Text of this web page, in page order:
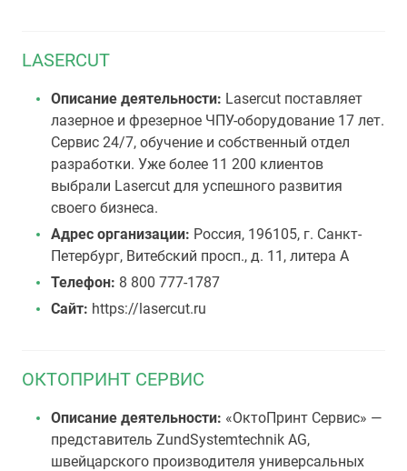
LASERCUT
Описание деятельности: Lasercut поставляет
лазерное и фрезерное ЧПУ-оборудование 17 лет.
Сервис 24/7, обучение и собственный отдел
разработки. Уже более 11 200 клиентов
выбрали Lasercut для успешного развития
своего бизнеса.
Адрес организации: Россия, 196105, г. Санкт-
Петербург, Витебский просп., д. 11, литера А
Телефон: 8 800 777-1787
Сайт: https://lasercut.ru
ОКТОПРИНТ СЕРВИС
Описание деятельности: «ОктоПринт Сервис» —
представитель ZundSystemtechnik AG,
швейцарского производителя универсальных